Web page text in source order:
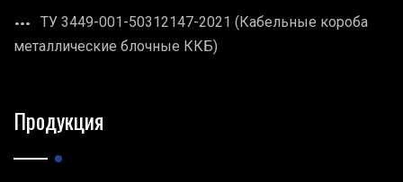
ТУ 3449-001-50312147-2021 (Кабельные короба
металлические блочные ККБ)
Продукция